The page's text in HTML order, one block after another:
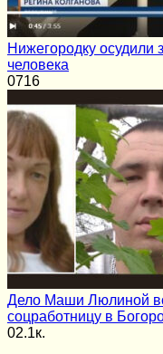
Нижегородку осудили
человека
0716
Дело Маши Люлиной
соцработницу в
02.1к.